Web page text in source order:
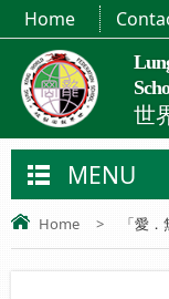
世
Home
MENU
Home > 「愛